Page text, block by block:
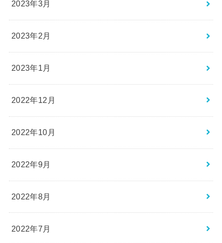
2023年3月
2023年2月
2023年1月
2022年12月
2022年10月
2022年9月
2022年8月
2022年7月